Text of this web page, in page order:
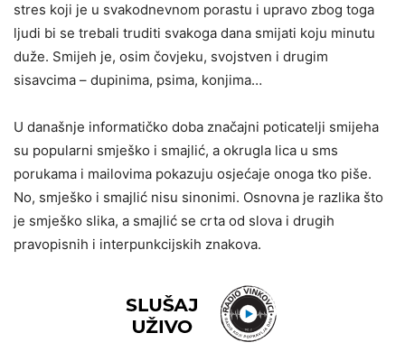
stres koji je u svakodnevnom porastu i upravo zbog toga
ljudi bi se trebali truditi svakoga dana smijati koju minutu
duže. Smijeh je, osim čovjeku, svojstven i drugim
sisavcima – dupinima, psima, konjima…
U današnje informatičko doba značajni poticatelji smijeha
su popularni smješko i smajlić, a okrugla lica u sms
porukama i mailovima pokazuju osjećaje onoga tko piše.
No, smješko i smajlić nisu sinonimi. Osnovna je razlika što
je smješko slika, a smajlić se crta od slova i drugih
pravopisnih i interpunkcijskih znakova.